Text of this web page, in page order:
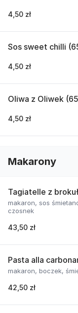
4,50 zł
Sos sweet chilli
4,50 zł
Oliwa z Oliwek
4,50 zł
Makarony
Tagiatelle z
makaron, sos
czosnek
43,50 zł
Pasta alla
makaron, boczek,
42,50 zł